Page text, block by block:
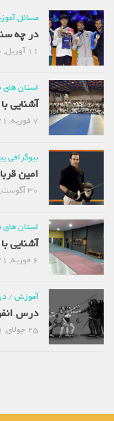
مسائل آموزشی
در چه
استان های
آشنایی
بیوگرافی
امین
استان های
آشنایی
آموزش/درس
درس